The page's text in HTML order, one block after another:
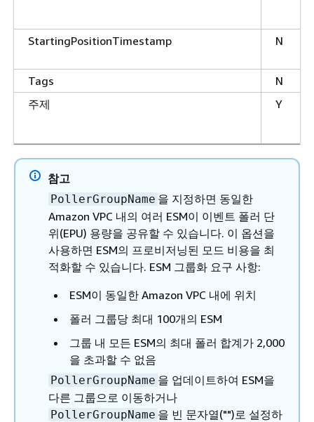
StartingPositionTimestamp N
Tags
N
주제
Y
참고
PollerGroupName 을 지정하면 동일한
Amazon VPC 내의 여러 ESM이 이벤트 폴러 단
위(EPU) 용량을 공유할 수 있습니다. 이 옵션을
사용하면 ESM의 프로비저닝된 모드 비용을 최
적화할 수 있습니다. ESM 그룹화 요구 사항:
ESM이 동일한 Amazon VPC 내에 위치
폴러 그룹당 최대 100개의 ESM
그룹 내 모든 ESM의 최대 폴러 합계가 2,000
을 초과할 수 없음
PollerGroupName 을 업데이트하여 ESM을
다른 그룹으로 이동하거나
PollerGroupName 을 빈 문자열("")로 설정하